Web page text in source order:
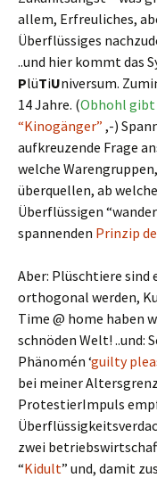
allem, Erfreuliches,
Überflüssiges
..und hier kommt das
PlüTiUniversum.
14 Jahre. (Obhohl gibt
“Kinogänger” ,-)
aufkreuzende Frage
welche
überquellen, ab
Überflüssigen
spannenden Prinzip
Aber: Plüschtiere sind
orthogonal werden,
Time @ home haben
schnöden Welt! ..und:
Phänomén ‘guilty
bei meiner
ProtestierImpuls
zwei
“Kidult” und, damit